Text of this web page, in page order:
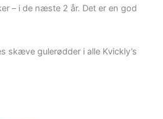
– i de næste 2 år. Det er en god
skæve gulerødder i alle Kvickly’s